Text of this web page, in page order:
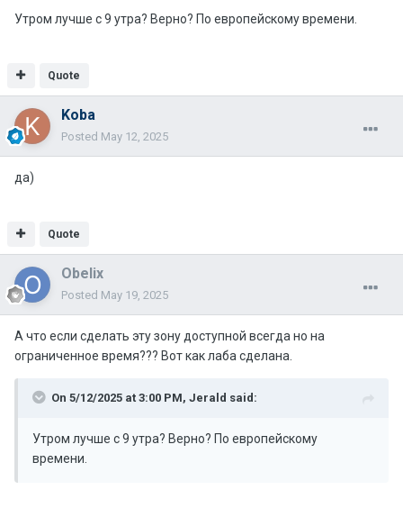
Утром лучше с 9 утра? Верно? По европейскому времени.
Quote
Koba
Posted May 12, 2025
да)
Quote
Obelix
Posted May 19, 2025
А что если сделать эту зону доступной всегда но на
ограниченное время??? Вот как лаба сделана.
On 5/12/2025 at 3:00 PM, Jerald said:
Утром лучше с 9 утра? Верно? По европейскому
времени.